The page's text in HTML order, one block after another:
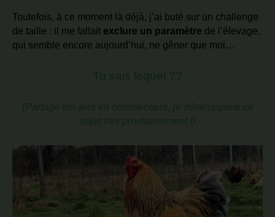
Toutefois, à ce moment là déjà, j’ai buté sur un challenge
de taille : il me fallait exclure un paramètre de l’élevage,
qui semble encore aujourd’hui, ne gêner que moi…
Tu sais lequel ??
(Partage ton avis en commentaire, je développerai ce
sujet très prochainement !)